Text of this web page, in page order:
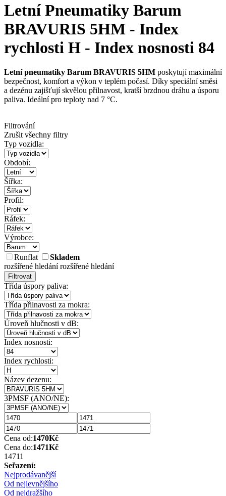
Letní Pneumatiky Barum
BRAVURIS 5HM - Index
rychlosti H - Index nosnosti 84
Letní pneumatiky Barum BRAVURIS 5HM poskytují maximální
bezpečnost, komfort a výkon v teplém počasí. Díky speciální směsi
a dezénu zajišťují skvělou přilnavost, kratší brzdnou dráhu a úsporu
paliva. Ideální pro teploty nad 7 °C.
Filtrování
Zrušit všechny filtry
Typ vozidla:
Období:
Šířka:
Profil:
Ráfek:
Výrobce:
Runflat
Skladem
rozšířené hledánírozšířené hledání
Filtrovat
Třída úspory paliva:
Třída přilnavosti za mokra:
Úroveň hlučnosti v dB:
Index nosnosti:
Index rychlosti:
Název dezenu:
3PMSF (ANO/NE):
Cena od:1470Kč
Cena do:1471Kč
14711
Seřazení:
Nejprodávanější
Od nejlevnějšího
Od nejdražšího